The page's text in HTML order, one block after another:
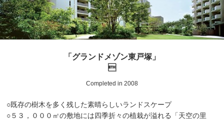
「グランドメゾン東戸塚」

Completed in 2008
○既存の樹木を多く残した素晴らしいランドスケープ
○５３，０００㎡の敷地には四季折々の植栽が溢れる「天空の里